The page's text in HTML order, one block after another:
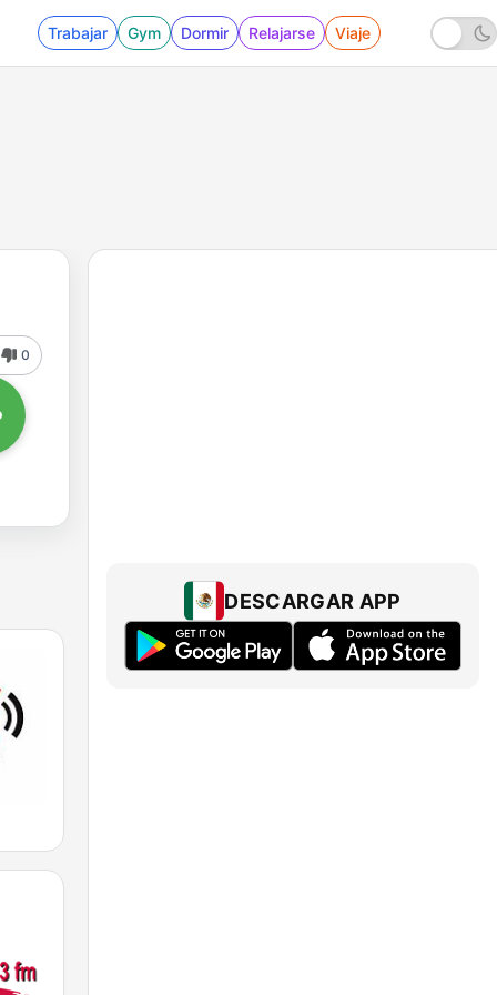
Trabajar Gym Dormir Relajarse Viaje
0
DESCARGAR APP